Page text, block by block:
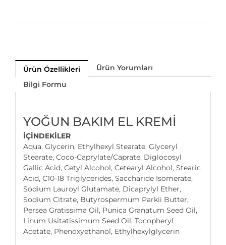
Ürün Özellikleri
Ürün Yorumları
Bilgi Formu
YOĞUN BAKIM EL KREMİ
İÇİNDEKİLER
Aqua, Glycerin, Ethylhexyl Stearate, Glyceryl
Stearate, Coco-Caprylate/Caprate, Diglocosyl
Gallic Acid, Cetyl Alcohol, Cetearyl Alcohol, Stearic
Acid, C10-18 Triglycerides, Saccharide Isomerate,
Sodium Lauroyl Glutamate, Dicaprylyl Ether,
Sodium Citrate, Butyrospermum Parkii Butter,
Persea Gratissima Oil, Punica Granatum Seed Oil,
Linum Usitatissimum Seed Oil, Tocopheryl
Acetate, Phenoxyethanol, Ethylhexylglycerin